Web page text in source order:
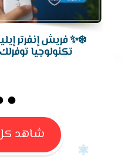
تكنولوجيا
شاهد